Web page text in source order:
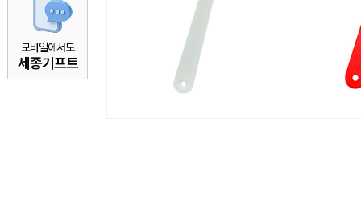
모바일에서도
세종기프트